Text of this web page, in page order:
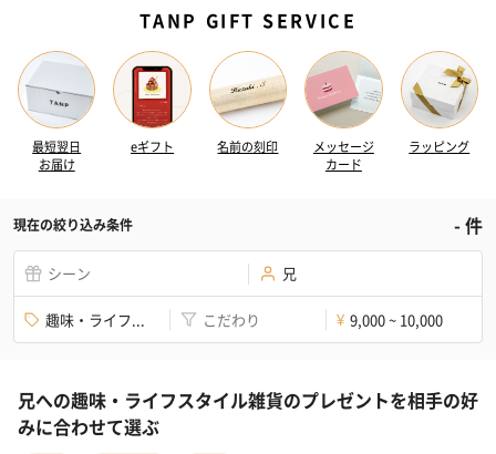
TANP GIFT SERVICE
最短翌日
お届け
eギフト 名前の刻印
メッセージ
カード
ラッピング
現在の絞り込み条件 -件
シーン 兄
趣味・ライフ... こだわり ¥ 9,000 ~ 10,000
兄への趣味・ライフスタイル雑貨のプレゼントを相手の好
みに合わせて選ぶ